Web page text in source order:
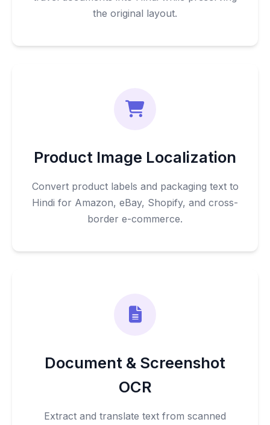
the original layout.
Product Image Localization
Convert product labels and packaging text to
Hindi for Amazon, eBay, Shopify, and cross-
border e-commerce.
Document & Screenshot
OCR
Extract and translate text from scanned